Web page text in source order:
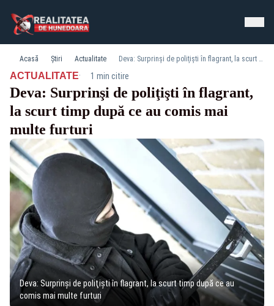
Acasă Știri Actualitate Deva: Surprinşi de poliţişti în flagrant, la scurt timp după ce au comis mai multe furturi
ACTUALITATE· 1 min citire
Deva: Surprinşi de poliţişti în flagrant,
la scurt timp după ce au comis mai
multe furturi
Deva: Surprinşi de poliţişti în flagrant, la scurt timp după ce au
comis mai multe furturi